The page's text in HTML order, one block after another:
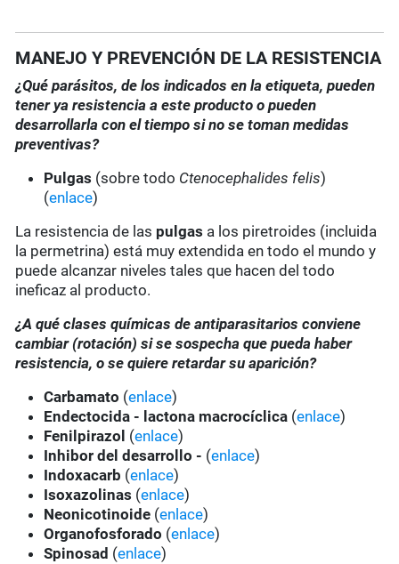
MANEJO Y PREVENCIÓN DE LA RESISTENCIA
¿Qué parásitos, de los indicados en la etiqueta, pueden
tener ya resistencia a este producto o pueden
desarrollarla con el tiempo si no se toman medidas
preventivas?
Pulgas (sobre todo Ctenocephalides felis)
(enlace)
La resistencia de las pulgas a los piretroides (incluida
la permetrina) está muy extendida en todo el mundo y
puede alcanzar niveles tales que hacen del todo
ineficaz al producto.
¿A qué clases químicas de antiparasitarios conviene
cambiar (rotación) si se sospecha que pueda haber
resistencia, o se quiere retardar su aparición?
Carbamato (enlace)
Endectocida - lactona macrocíclica (enlace)
Fenilpirazol (enlace)
Inhibor del desarrollo - (enlace)
Indoxacarb (enlace)
Isoxazolinas (enlace)
Neonicotinoide (enlace)
Organofosforado (enlace)
Spinosad (enlace)